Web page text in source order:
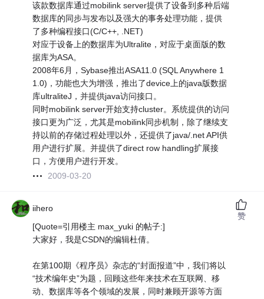
该款数据库通过mobilink server提供了设备到多种后端
数据库的同步与发布以及强大的事务处理功能，提供
了多种编程接口(C/C++, .NET)
对应于设备上的数据库为Ultralite，对应于桌面版的数
据库为ASA。
2008年6月，Sybase推出ASA11.0 (SQL Anywhere 1
1.0)，功能也大为增强，推出了device上的java版数据
库ultraliteJ，并提供java访问接口。
同时mobilink server开始支持cluster。系统提供的访问
接口更为广泛，尤其是mobilink同步机制，除了继续支
持以前的存储过程处理以外，还提供了java/.net API供
用户进行扩展。并提供了direct row handling扩展接
口，方便用户进行开发。
2009-03-20
iihero
[Quote=引用楼主 max_yuki 的帖子:]
大家好，我是CSDN的编辑杜倩。
在第100期《程序员》杂志的“封面报道”中，我们将以
“技术编年史”为题，回顾这些年来技术在互联网、移
动、数据库等各个领域的发展，同时兼顾开源等方面
赞